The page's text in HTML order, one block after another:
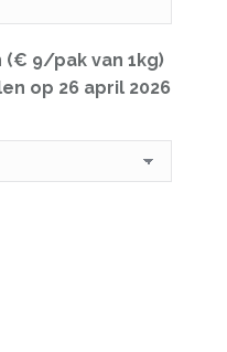
9/pak van 1kg)
op 26 april 2026